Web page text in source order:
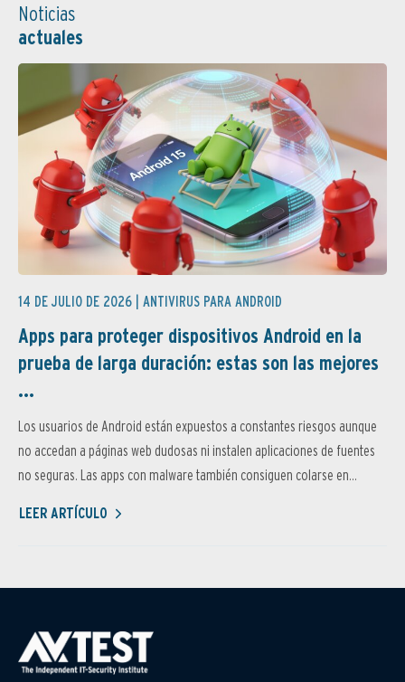
Noticias
actuales
14 DE JULIO DE 2026 | ANTIVIRUS PARA ANDROID
Apps para proteger dispositivos Android en la
prueba de larga duración: estas son las mejores
...
Los usuarios de Android están expuestos a constantes riesgos aunque
no accedan a páginas web dudosas ni instalen aplicaciones de fuentes
no seguras. Las apps con malware también consiguen colarse en...
LEER ARTÍCULO